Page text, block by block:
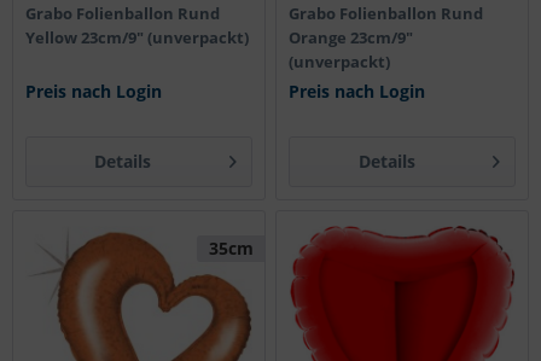
Grabo Folienballon Rund
Yellow 23cm/9" (unverpackt)
Preis nach Login
Details
Grabo Folienballon Rund
Orange 23cm/9"
(unverpackt)
Preis nach Login
Details
35cm